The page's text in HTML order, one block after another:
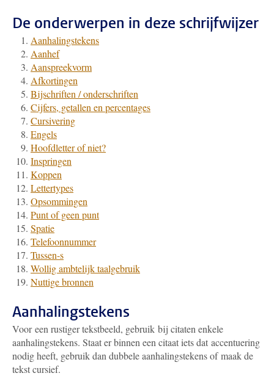
De onderwerpen in deze schrijfwijzer
Aanhalingstekens
Aanhef
Aanspreekvorm
Afkortingen
Bijschriften / onderschriften
Cijfers, getallen en percentages
Cursivering
Engels
Hoofdletter of niet?
Inspringen
Koppen
Lettertypes
Opsommingen
Punt of geen punt
Spatie
Telefoonnummer
Tussen-s
Wollig ambtelijk taalgebruik
Nuttige bronnen
Aanhalingstekens
Voor een rustiger tekstbeeld, gebruik bij citaten enkele
aanhalingstekens. Staat er binnen een citaat iets dat accentuering
nodig heeft, gebruik dan dubbele aanhalingstekens of maak de
tekst cursief.